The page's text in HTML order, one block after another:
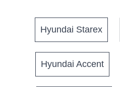
Hyundai Starex
Hyundai Accent